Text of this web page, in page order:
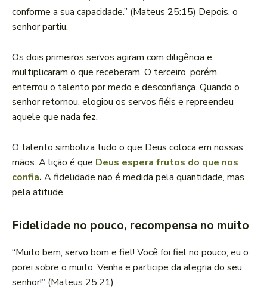
conforme a sua capacidade.” (Mateus 25:15) Depois, o
senhor partiu.
Os dois primeiros servos agiram com diligência e
multiplicaram o que receberam. O terceiro, porém,
enterrou o talento por medo e desconfiança. Quando o
senhor retornou, elogiou os servos fiéis e repreendeu
aquele que nada fez.
O talento simboliza tudo o que Deus coloca em nossas
mãos. A lição é que Deus espera frutos do que nos
confia. A fidelidade não é medida pela quantidade, mas
pela atitude.
Fidelidade no pouco, recompensa no muito
“Muito bem, servo bom e fiel! Você foi fiel no pouco; eu o
porei sobre o muito. Venha e participe da alegria do seu
senhor!” (Mateus 25:21)